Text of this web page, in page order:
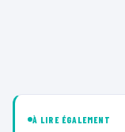
À LIRE ÉGALEMENT